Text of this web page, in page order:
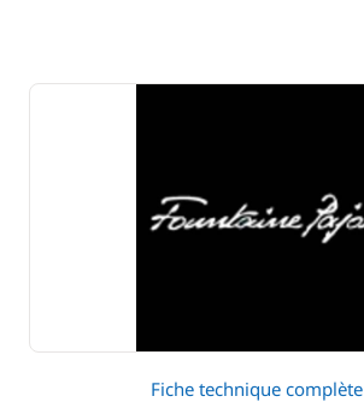
Fiche technique complète